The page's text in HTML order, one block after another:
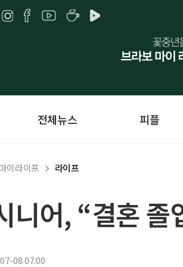
전체뉴스 피플
이라이프 라이프
니어, “결혼
08 07:00